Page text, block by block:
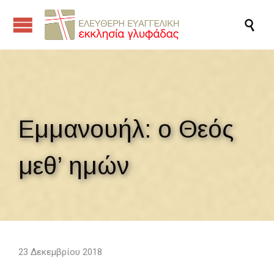

Εμμανουήλ: ο Θεός
μεθ’ ημών
23 Δεκεμβρίου 2018